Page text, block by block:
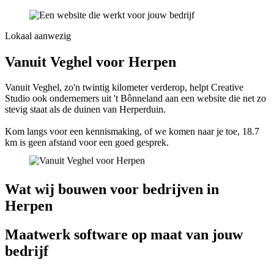
Lokaal aanwezig
Vanuit Veghel voor Herpen
Vanuit Veghel, zo'n twintig kilometer verderop, helpt Creative
Studio ook ondernemers uit 't Bônneland aan een website die net zo
stevig staat als de duinen van Herperduin.
Kom langs voor een kennismaking, of we komen naar je toe, 18.7
km is geen afstand voor een goed gesprek.
Wat wij bouwen voor bedrijven in
Herpen
Maatwerk software op maat van jouw
bedrijf